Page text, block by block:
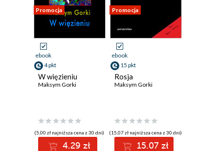
Promocja
ebook
4 pkt
W więzieniu
Maksym Gorki
(5,00 zł najniższa cena z 30 dni)
4.29 zł
Promocja
ebook
15 pkt
Rosja
Maksym Gorki
(15,07 zł najniższa cena z 30 dni)
15.07 zł